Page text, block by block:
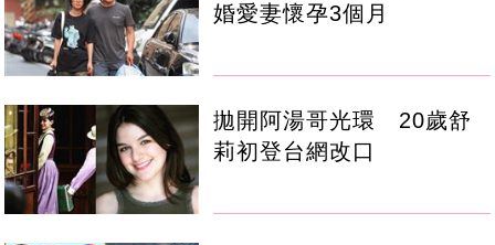
婚愛妻懷孕3個月
拋開阿湯哥光環 20歲舒
莉初登台網改口